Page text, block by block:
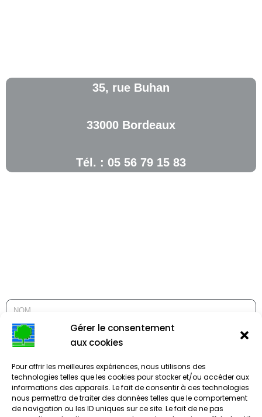
Gérer le consentement
aux cookies
Pour offrir les meilleures expériences, nous utilisons des
technologies telles que les cookies pour stocker et/ou accéder aux
informations des appareils. Le fait de consentir à ces technologies
nous permettra de traiter des données telles que le comportement
de navigation ou les ID uniques sur ce site. Le fait de ne pas
35, rue Buhan
33000 Bordeaux
Tél. : 05 56 79 15 83